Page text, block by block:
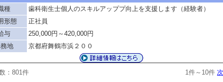
種
歯科衛生士個人のスキルアッププ向上を支援します（経験者）
形態
正社員
与
250,000円～420,000円
地
京都府舞鶴市浜２００
：801件 1件～10件